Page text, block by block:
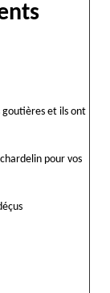
et ils ont
pour vos